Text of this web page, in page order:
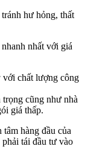
hư hỏng, thất
nhất với giá
với chất lượng công
cũng như nhà
giá thấp.
hàng đầu của
tái đầu tư vào